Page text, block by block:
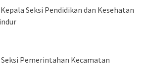
Seksi Pendidikan dan Kesehatan
Seksi Pemerintahan Kecamatan